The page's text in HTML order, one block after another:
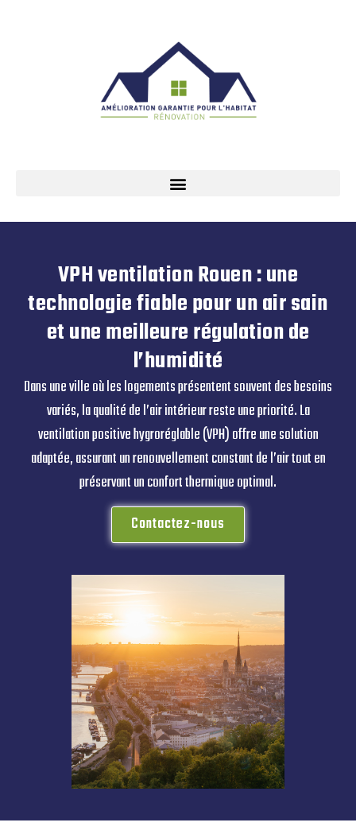
VPH ventilation Rouen : une
technologie fiable pour un air sain
et une meilleure régulation de
l’humidité
Dans une ville où les logements présentent souvent des besoins
variés, la qualité de l’air intérieur reste une priorité. La
ventilation positive hygroréglable (VPH) offre une solution
adaptée, assurant un renouvellement constant de l’air tout en
préservant un confort thermique optimal.
Contactez-nous